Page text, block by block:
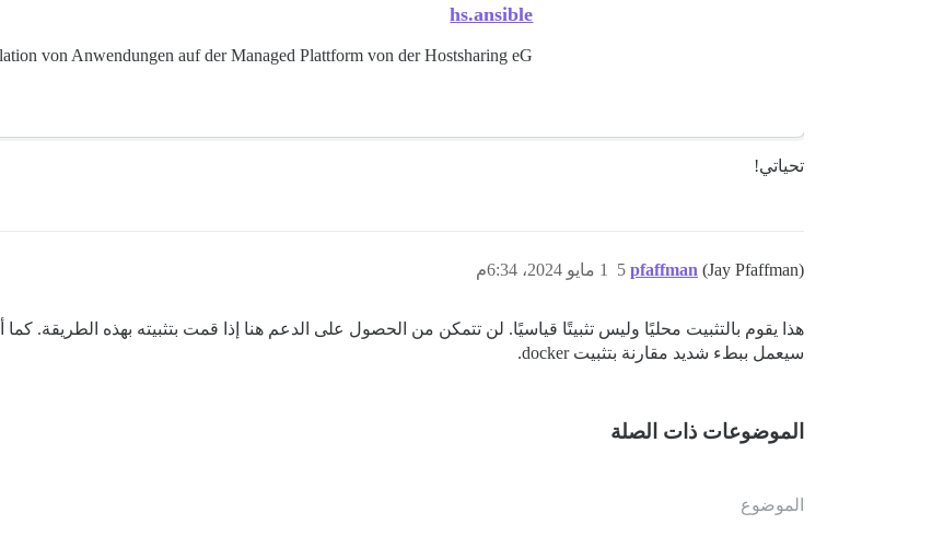
hs.ansible
von Anwendungen auf der Managed Plattform von der Hostsharing eG
تحياتي!
pfaffman (Jay Pfaffman) 1 مايو 2024، 6:34م 5
هذا يقوم بالتثبيت محليًا وليس تثبيتًا قياسيًا. لن تتمكن من الحصول على الدعم هنا إذا قمت بتثبيته بهذه الطريقة.
سيعمل ببطء شديد مقارنة بتثبيت docker.
الموضوعات ذات الصلة
الموضوع